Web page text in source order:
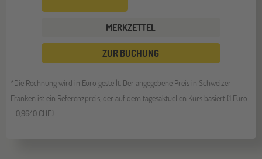
MERKZETTEL
ZUR BUCHUNG
*Die Rechnung wird in Euro gestellt. Der angegebene Preis in Schweizer
Franken ist ein Referenzpreis, der auf dem tagesaktuellen Kurs basiert (1 Euro
= 0,9640 CHF).